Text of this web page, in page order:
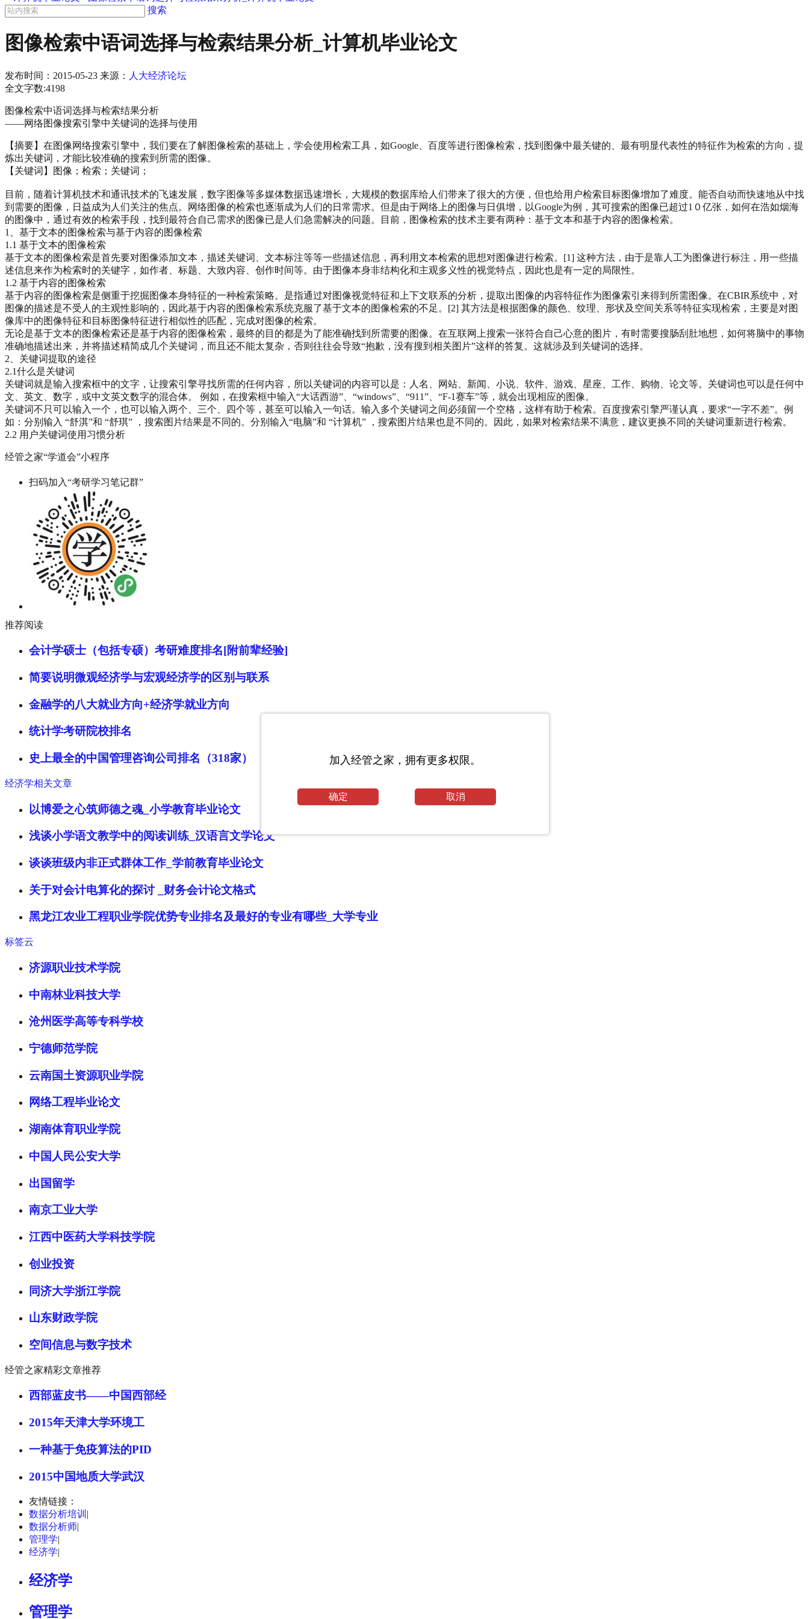
搜索
图像检索中语词选择与检索结果分析_计算机毕业论文
发布时间： 2015-05-23 来源： 人大经济论坛
全文字数:4198
图像检索中语词选择与检索结果分析
——网络图像搜索引擎中关键词的选择与使用
【摘要】在图像网络搜索引擎中，我们要在了解图像检索的基础上，学会使用检索工具，如Google、百度等进行图像检索，找到图像中最关键的、最有明显代表性的特征作为检索的方向，提
炼出关键词，才能比较准确的搜索到所需的图像。
【关键词】图像；检索；关键词；
目前，随着计算机技术和通讯技术的飞速发展，数字图像等多媒体数据迅速增长，大规模的数据库给人们带来了很大的方便，但也给用户检索目标图像增加了难度。能否自动而快速地从中找
到需要的图像，日益成为人们关注的焦点。网络图像的检索也逐渐成为人们的日常需求。但是由于网络上的图像与日俱增，以Google为例，其可搜索的图像已超过1０亿张，如何在浩如烟海
的图像中，通过有效的检索手段，找到最符合自己需求的图像已是人们急需解决的问题。目前，图像检索的技术主要有两种：基于文本和基于内容的图像检索。
1、基于文本的图像检索与基于内容的图像检索
1.1 基于文本的图像检索
基于文本的图像检索是首先要对图像添加文本，描述关键词、文本标注等等一些描述信息，再利用文本检索的思想对图像进行检索。[1] 这种方法，由于是靠人工为图像进行标注，用一些描
述信息来作为检索时的关键字，如作者、标题、大致内容、创作时间等。由于图像本身非结构化和主观多义性的视觉特点，因此也是有一定的局限性。
1.2 基于内容的图像检索
基于内容的图像检索是侧重于挖掘图像本身特征的一种检索策略。是指通过对图像视觉特征和上下文联系的分析，提取出图像的内容特征作为图像索引来得到所需图像。在CBIR系统中，对
图像的描述是不受人的主观性影响的，因此基于内容的图像检索系统克服了基于文本的图像检索的不足。[2] 其方法是根据图像的颜色、纹理、形状及空间关系等特征实现检索，主要是对图
像库中的图像特征和目标图像特征进行相似性的匹配，完成对图像的检索。
无论是基于文本的图像检索还是基于内容的图像检索，最终的目的都是为了能准确找到所需要的图像。在互联网上搜索一张符合自己心意的图片，有时需要搜肠刮肚地想，如何将脑中的事物
准确地描述出来，并将描述精简成几个关键词，而且还不能太复杂，否则往往会导致“抱歉，没有搜到相关图片”这样的答复。这就涉及到关键词的选择。
2、关键词提取的途径
2.1什么是关键词
关键词就是输入搜索框中的文字，让搜索引擎寻找所需的任何内容，所以关键词的内容可以是：人名、网站、新闻、小说、软件、游戏、星座、工作、购物、论文等。关键词也可以是任何中
文、英文、数字，或中文英文数字的混合体。 例如，在搜索框中输入“大话西游”、“windows”、“911”、“F-1赛车”等，就会出现相应的图像。
关键词不只可以输入一个，也可以输入两个、三个、四个等，甚至可以输入一句话。输入多个关键词之间必须留一个空格，这样有助于检索。百度搜索引擎严谨认真，要求“一字不差”。例
如：分别输入 “舒淇”和 “舒琪” ，搜索图片结果是不同的。分别输入“电脑”和 “计算机” ，搜索图片结果也是不同的。因此，如果对检索结果不满意，建议更换不同的关键词重新进行检索。
2.2 用户关键词使用习惯分析
经管之家“学道会”小程序
扫码加入“考研学习笔记群”
推荐阅读
会计学硕士（包括专硕）考研难度排名[附前辈经验]
简要说明微观经济学与宏观经济学的区别与联系
金融学的八大就业方向+经济学就业方向
统计学考研院校排名
史上最全的中国管理咨询公司排名（318家）
经济学相关文章
以博爱之心筑师德之魂_小学教育毕业论文
浅谈小学语文教学中的阅读训练_汉语言文学论文
谈谈班级内非正式群体工作_学前教育毕业论文
关于对会计电算化的探讨 _财务会计论文格式
黑龙江农业工程职业学院优势专业排名及最好的专业有哪些_大学专业
标签云
济源职业技术学院
中南林业科技大学
沧州医学高等专科学校
宁德师范学院
云南国土资源职业学院
网络工程毕业论文
湖南体育职业学院
中国人民公安大学
出国留学
南京工业大学
江西中医药大学科技学院
创业投资
同济大学浙江学院
山东财政学院
空间信息与数字技术
经管之家精彩文章推荐
西部蓝皮书——中国西部经
2015年天津大学环境工
一种基于免疫算法的PID
2015中国地质大学武汉
友情链接：
数据分析培训 |
数据分析师|
管理学|
经济学|
经济学
管理学
加入经管之家，拥有更多权限。
确定 取消